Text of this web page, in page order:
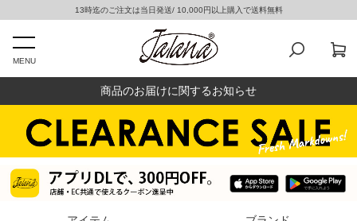
13時迄のご注文は当日発送/ 10,000円以上購入で送料無料
MENU
商品のお届けに関するお知らせ